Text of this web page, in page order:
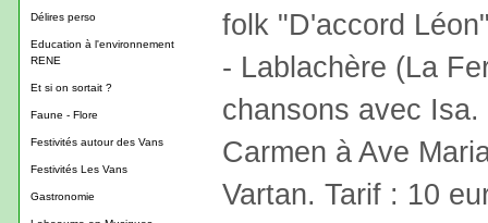
Délires perso
Education à l'environnement
RENE
Et si on sortait ?
Faune - Flore
Festivités autour des Vans
Festivités Les Vans
Gastronomie
folk "D'accord
- Lablachère (La
chansons avec
Carmen à Ave
Vartan. Tarif : 10